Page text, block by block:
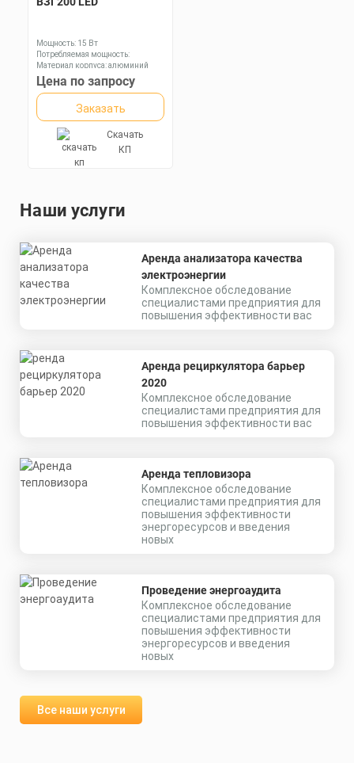
Материал корпуса:
(анодированный), вторичная
оптика из акрила (ПММА) с
силиконовой прокладкой.
Заказать
Скачать
КП
Мощность: 15 Вт
Потребляемая мощность:
Материал корпуса: алюминий
Цена по запросу
Заказать
Скачать
КП
Наши услуги
Аренда анализатора качества
электроэнергии
Комплексное обследование
специалистами предприятия для
повышения эффективности вас
Аренда рециркулятора барьер
2020
Комплексное обследование
специалистами предприятия для
повышения эффективности вас
Аренда тепловизора
Комплексное обследование
специалистами предприятия для
повышения эффективности
энергоресурсов и введения
новых
Проведение энергоаудита
Комплексное обследование
специалистами предприятия для
повышения эффективности
энергоресурсов и введения
новых
Все наши услуги